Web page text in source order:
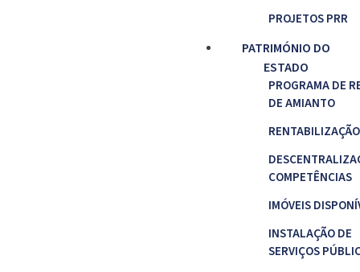
PROJETOS PRR
PATRIMÓNIO DO
ESTADO
PROGRAMA DE
DE AMIANTO
RENTABILIZAÇÃO
COMPETÊNCIAS
IMÓVEIS
INSTALAÇÃO DE
SERVIÇOS